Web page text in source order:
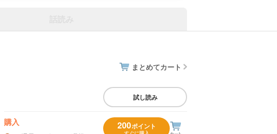
まとめてカート
試し読み
購入 200ポイント